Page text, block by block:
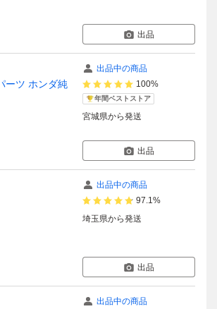
出品
ーツ ホンダ純
出品中の商品
100%
年間ベストストア
宮城県から発送
出品
出品中の商品
97.1%
埼玉県から発送
出品
出品中の商品